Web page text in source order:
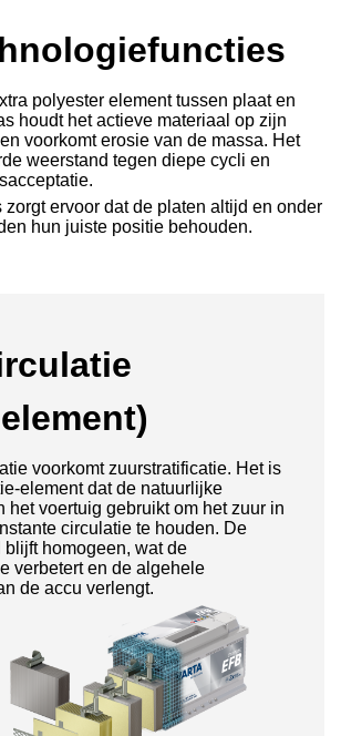
polyester element tussen plaat en
houdt het actieve materiaal op zijn
voorkomt erosie van de massa. Het
weerstand tegen diepe cycli en
zorgt ervoor dat de platen altijd en onder
hun juiste positie behouden.
voorkomt zuurstratificatie. Het is
element dat de natuurlijke
het voertuig gebruikt om het zuur in
circulatie te houden. De
homogeen, wat de
verbetert en de algehele
de accu verlengt.